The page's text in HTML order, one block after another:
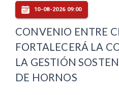
10-08-2026 09:00
CONVENIO ENTRE
FORTALECERÁ LA
LA GESTIÓN
DE HORNOS